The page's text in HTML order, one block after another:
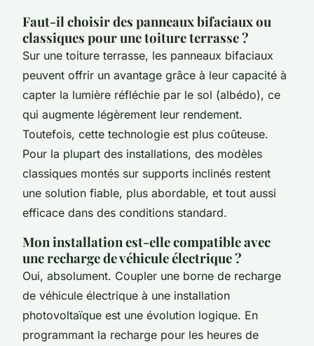
Faut-il choisir des panneaux bifaciaux ou
classiques pour une toiture terrasse ?
Sur une toiture terrasse, les panneaux bifaciaux
peuvent offrir un avantage grâce à leur capacité à
capter la lumière réfléchie par le sol (albédo), ce
qui augmente légèrement leur rendement.
Toutefois, cette technologie est plus coûteuse.
Pour la plupart des installations, des modèles
classiques montés sur supports inclinés restent
une solution fiable, plus abordable, et tout aussi
efficace dans des conditions standard.
Mon installation est-elle compatible avec
une recharge de véhicule électrique ?
Oui, absolument. Coupler une borne de recharge
de véhicule électrique à une installation
photovoltaïque est une évolution logique. En
programmant la recharge pour les heures de